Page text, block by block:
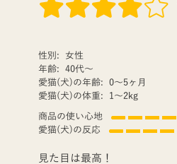
性別:
女性
年齢:
40代〜
愛猫(犬)の年齢:
0〜5ヶ月
愛猫(犬)の体重:
1〜2kg
商品の使い心地
愛猫(犬)の反応
見た目は最高！